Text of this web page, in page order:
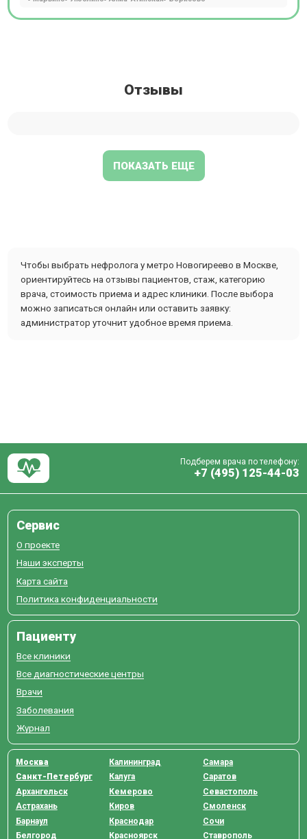
Отзывы
ПОКАЗАТЬ ЕЩЕ
Чтобы выбрать нефролога у метро Новогиреево в Москве,
ориентируйтесь на отзывы пациентов, стаж, категорию
врача, стоимость приема и адрес клиники. После выбора
можно записаться онлайн или оставить заявку:
администратор уточнит удобное время приема.
Подберем врача по телефону:
+7 (495) 125-44-03
Сервис
О проекте
Наши эксперты
Карта сайта
Политика конфиденциальности
Пациенту
Все клиники
Все диагностические центры
Врачи
Заболевания
Журнал
Москва
Санкт-Петербург
Архангельск
Астрахань
Барнаул
Белгород
Калининград
Калуга
Кемерово
Киров
Краснодар
Красноярск
Самара
Саратов
Севастополь
Смоленск
Сочи
Ставрополь